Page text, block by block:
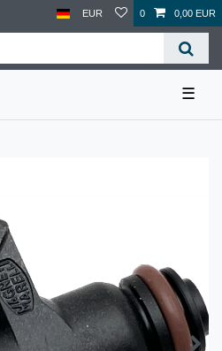
EUR 0 0,00 EUR
☰